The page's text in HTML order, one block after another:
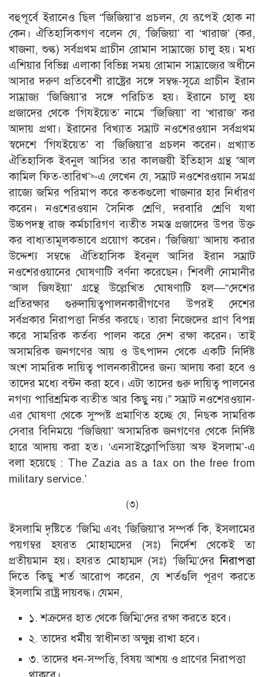
বহুপূর্বে ইরানেও ছিল “জিজিয়া’র প্রচলন, যে রূপেই হােক না
কেন। ঐতিহাসিকগণ বলেন যে, ‘জিজিয়া’ বা ‘খারাজ’ (কর,
খাজনা, শুল্ক) সর্বপ্রথম প্রাচীন রােমান সাম্রাজ্যে চালু হয়। মধ্য
এশিয়ার বিভিন্ন এলাকা বিভিন্ন সময় রােমান সাম্রাজ্যের অধীনে
আসার দরুণ প্রতিবেশী রাষ্ট্রের সঙ্গে সম্বন্ধ-সূত্রে প্রাচীন ইরান
সাম্রাজ্য ‘জিজিয়া’র সঙ্গে পরিচিত হয়। ইরানে চালু হয়
প্রজাদের থেকে ‘গিযইয়েত’ নামে “জিজিয়া’ বা ‘খারাজ’ কর
আদায় প্রথা। ইরানের বিখ্যাত সম্রাট নওশেরওয়ান সর্বপ্রথম
স্বদেশে ‘গিযইয়েত’ বা ‘জিজিয়া’র প্রচলন করেন। প্রখ্যাত
ঐতিহাসিক ইবনুল আসির তার কালজয়ী ইতিহাস গ্রন্থ ‘আল
কামিল ফিত-তারিখ’৯-এ লেখেন যে, সম্রাট নওশেরওয়ান সমগ্র
রাজ্যে জমির পরিমাপ করে কতকগুলাে খাজনার হার নির্ধারণ
করেন। নওশেরওয়ান সৈনিক শ্রেণি, দরবারি শ্রেণি যথা
উচ্চপদস্থ রাজ কর্মচারিগণ ব্যতীত সমস্ত প্রজাদের উপর উক্ত
কর বাধ্যতামূলকভাবে প্রয়ােগ করেন। ‘জিজিয়া’ আদায় করার
উদ্দেশ্য সম্বন্ধে ঐতিহাসিক ইবনুল আসির ইরান সম্রাট
নওশেরওয়ানের ঘােষণাটি বর্ণনা করেছেন। শিবলী নােমানীর
‘আল জিযইয়া’ গ্রন্থে উল্লেখিত ঘােষণাটি হল—“দেশের
প্রতিরক্ষার গুরুদায়িত্বপালনকারীগণের উপরই দেশের
সর্বপ্রকার নিরাপত্তা নির্ভর করছে। তারা নিজেদের প্রাণ বিপন্ন
করে সামরিক কর্তব্য পালন করে দেশ রক্ষা করেন। তাই
অসামরিক জনগণের আয় ও উৎপাদন থেকে একটি নির্দিষ্ট
অংশ সামরিক দায়িত্ব পালনকারীদের জন্য আদায় করা হবে ও
তাদের মধ্যে বন্টন করা হবে। এটা তাদের গুরু দায়িত্ব পালনের
নগণ্য পারিশ্রমিক ব্যতীত আর কিছু নয়।” সম্রাট নওশেরওয়ান-
এর ঘােষণা থেকে সুস্পষ্ট প্রমাণিত হচ্ছে যে, নিছক সামরিক
সেবার বিনিময়ে “জিজিয়া’ অসামরিক জনগণের থেকে নির্দিষ্ট
হারে আদায় করা হত। ‘এনসাইক্লোপিডিয়া অফ ইসলাম’-এ
বলা হয়েছে : The Zazia as a tax on the free from
military service.’
(৩)
ইসলামি দৃষ্টিতে ‘জিম্মি এবং ‘জিজিয়া’র সম্পর্ক কি, ইসলামের
পয়গম্বর হযরত মােহাম্মদের (সঃ) নির্দেশ থেকেই তা
প্রতীয়মান হয়। হযরত মােহাম্মদ (সঃ) ‘জিম্মি’দেরনিরাপত্তা
দিতে কিছু শর্ত আরােপ করেন, যে শর্তগুলি পূরণ করতে
ইসলামি রাষ্ট্র দায়বদ্ধ। যেমন,
১. শত্রুদের হাত থেকে জিম্মি’দের রক্ষা করতে হবে।
২. তাদের ধর্মীয় স্বাধীনতা অক্ষুন্ন রাখা হবে।
৩. তাদের ধন-সম্পত্তি, বিষয় আশয় ও প্রাণের নিরাপত্তা